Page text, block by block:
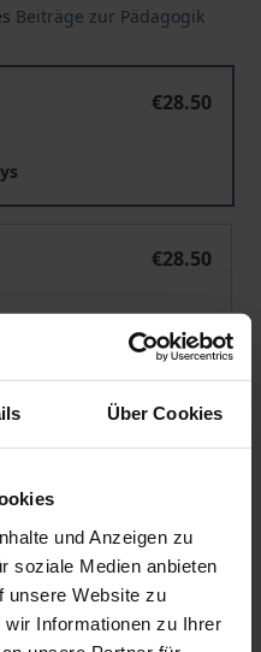
Über Cookies
und Anzeigen zu
soziale Medien anbieten
unsere Website zu
Informationen zu Ihrer
Beiträge zur Pädagogik
€28.50
€28.50
the delivery address, VAT
Cart